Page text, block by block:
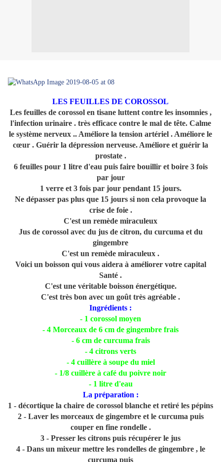
LES FEUILLES DE COROSSOL
Les feuilles de corossol en tisane luttent contre les insomnies ,
l'infection urinaire . très efficace contre le mal de tête. Calme
le système nerveux .. Améliore la tension artériel . Améliore le
cœur . Guérir la dépression nerveuse. Améliore et guérir la
prostate .
6 feuilles pour 1 litre d'eau puis faire bouillir et boire 3 fois
par jour
1 verre et 3 fois par jour pendant 15 jours.
Ne dépasser pas plus que 15 jours si non cela provoque la
crise de foie .
C'est un remède miraculeux
Jus de corossol avec du jus de citron, du curcuma et du
gingembre
C'est un remède miraculeux .
Voici un boisson qui vous aidera à améliorer votre capital
Santé .
C'est une véritable boisson énergétique.
C'est très bon avec un goût très agréable .
Ingrédients :
- 1 corossol moyen
- 4 Morceaux de 6 cm de gingembre frais
- 6 cm de curcuma frais
- 4 citrons verts
- 4 cuillère à soupe du miel
- 1/8 cuillère à café du poivre noir
- 1 litre d'eau
La préparation :
1 - décortique la chaire de corossol blanche et retiré les pépins
2 - Laver les morceaux de gingembre et le curcuma puis
couper en fine rondelle .
3 - Presser les citrons puis récupérer le jus
4 - Dans un mixeur mettre les rondelles de gingembre , le
curcuma puis